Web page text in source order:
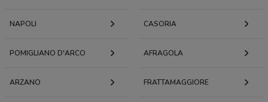
NAPOLI CASORIA
POMIGLIANO D'ARCO AFRAGOLA
ARZANO FRATTAMAGGIORE